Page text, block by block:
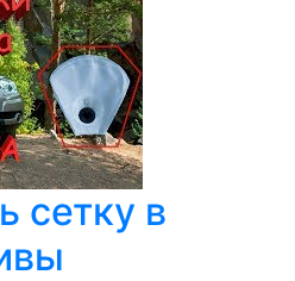
сетку в